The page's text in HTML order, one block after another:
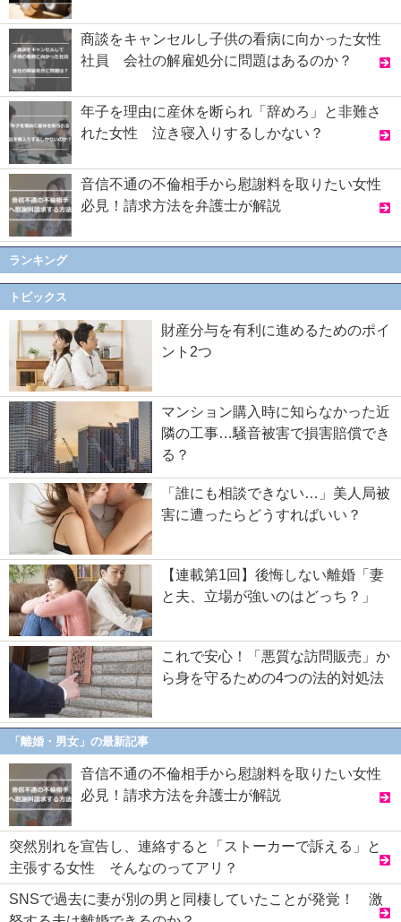
商談をキャンセルし子供の看病に向かった女性
社員 会社の解雇処分に問題はあるのか？
年子を理由に産休を断られ「辞めろ」と非難さ
れた女性 泣き寝入りするしかない？
音信不通の不倫相手から慰謝料を取りたい女性
必見！請求方法を弁護士が解説
ランキング
トピックス
財産分与を有利に進めるためのポイ
ント2つ
マンション購入時に知らなかった近
隣の工事…騒音被害で損害賠償でき
る？
「誰にも相談できない…」美人局被
害に遭ったらどうすればいい？
【連載第1回】後悔しない離婚「妻
と夫、立場が強いのはどっち？」
これで安心！「悪質な訪問販売」か
ら身を守るための4つの法的対処法
「離婚・男女」の最新記事
音信不通の不倫相手から慰謝料を取りたい女性
必見！請求方法を弁護士が解説
突然別れを宣告し、連絡すると「ストーカーで訴える」と
主張する女性 そんなのってアリ？
SNSで過去に妻が別の男と同棲していたことが発覚！ 激